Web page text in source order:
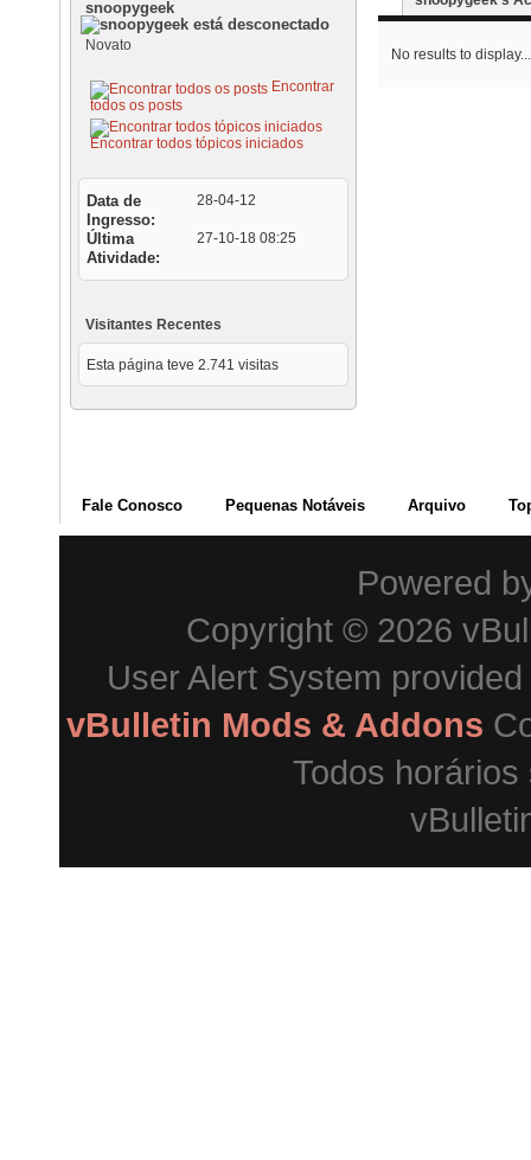
snoopygeek
Novato
Encontrar
todos os posts
Encontrar todos tópicos iniciados
Data de
Ingresso
28-04-12
Última
Atividade
27-10-18 08:25
Visitantes Recentes
Esta página teve 2.741 visitas
No results to display...
Fale Conosco Pequenas Notáveis Arquivo
Powered
Copyright © 2026
User Alert System
vBulletin Mods & Addons
Todos